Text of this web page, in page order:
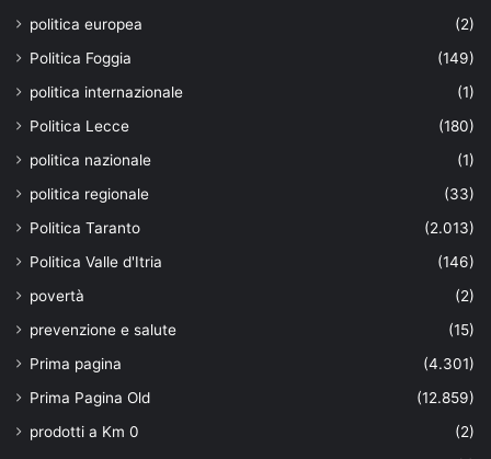
politica europea
(2)
Politica Foggia
(149)
politica internazionale
(1)
Politica Lecce
(180)
politica nazionale
(1)
politica regionale
(33)
Politica Taranto
(2.013)
Politica Valle d'Itria
(146)
povertà
(2)
prevenzione e salute
(15)
Prima pagina
(4.301)
Prima Pagina Old
(12.859)
prodotti a Km 0
(2)